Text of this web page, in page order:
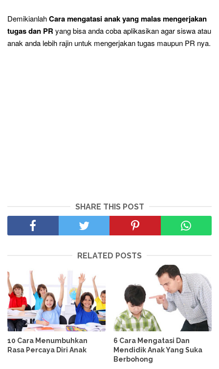
DemikianlahCara mengatasi anak yang malas mengerjakan
tugas dan PR yang bisa anda coba aplikasikan agar siswa atau
anak anda lebih rajin untuk mengerjakan tugas maupun PR nya.
SHARE THIS POST
RELATED POSTS
10 Cara Menumbuhkan
Rasa Percaya Diri Anak
6 Cara Mengatasi Dan
Mendidik Anak Yang Suka
Berbohong